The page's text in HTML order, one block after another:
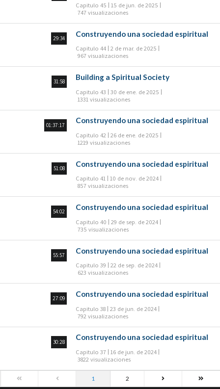
Capitulo 45 15 de jun. de 2025
747 visualizaciones
29:34
Construyendo una sociedad espiritual
Capitulo 44 2 de mar. de 2025
967 visualizaciones
31:58
Building a Spiritual Society
Capitulo 43 30 de ene. de 2025
1331 visualizaciones
01:37:17
Construyendo una sociedad espiritual
Capitulo 42 26 de ene. de 2025
1219 visualizaciones
51:08
Construyendo una sociedad espiritual
Capitulo 41 10 de nov. de 2024
857 visualizaciones
54:02
Construyendo una sociedad espiritual
Capitulo 40 29 de sep. de 2024
735 visualizaciones
55:57
Construyendo una sociedad espiritual
Capitulo 39 22 de sep. de 2024
623 visualizaciones
27:09
Construyendo una sociedad espiritual
Capitulo 38 23 de jun. de 2024
792 visualizaciones
30:28
Construyendo una sociedad espiritual
Capitulo 37 16 de jun. de 2024
3822 visualizaciones
1 2